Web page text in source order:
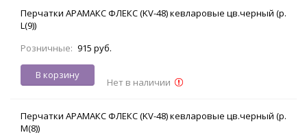
Перчатки АРАМАКС ФЛЕКС (KV-48) кевларовые цв.черный (р.
L(9))
Розничные: 915 руб.
В корзину
Нет в наличии
Перчатки АРАМАКС ФЛЕКС (KV-48) кевларовые цв.черный (р.
M(8))